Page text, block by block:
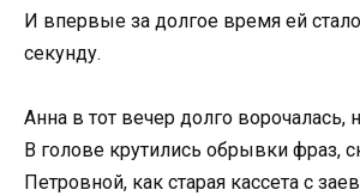
И впервые за долгое время ей
секунду.
Анна в тот вечер долго ворочалась,
В голове крутились обрывки фраз,
Петровной, как старая кассета с